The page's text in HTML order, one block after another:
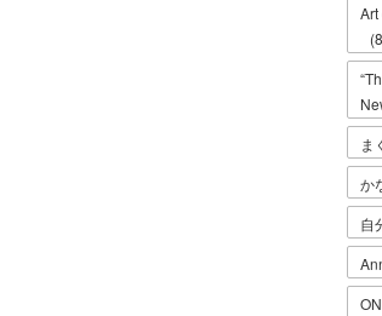
Art
(
ま
か
自